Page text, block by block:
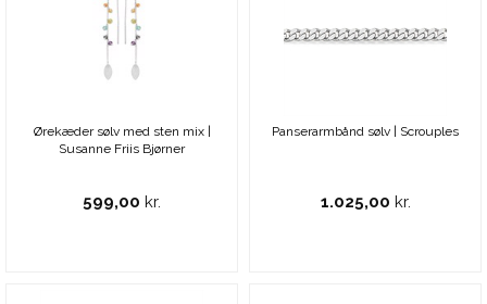
Ørekæder sølv med sten mix |
Susanne Friis Bjørner
599,00 kr.
Panserarmbånd sølv | Scrouples
1.025,00 kr.